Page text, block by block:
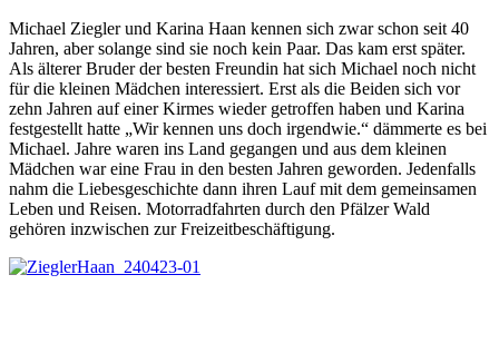
Michael Ziegler und Karina Haan kennen sich zwar schon seit 40
Jahren, aber solange sind sie noch kein Paar. Das kam erst später.
Als älterer Bruder der besten Freundin hat sich Michael noch nicht
für die kleinen Mädchen interessiert. Erst als die Beiden sich vor
zehn Jahren auf einer Kirmes wieder getroffen haben und Karina
festgestellt hatte „Wir kennen uns doch irgendwie.“ dämmerte es bei
Michael. Jahre waren ins Land gegangen und aus dem kleinen
Mädchen war eine Frau in den besten Jahren geworden. Jedenfalls
nahm die Liebesgeschichte dann ihren Lauf mit dem gemeinsamen
Leben und Reisen. Motorradfahrten durch den Pfälzer Wald
gehören inzwischen zur Freizeitbeschäftigung.